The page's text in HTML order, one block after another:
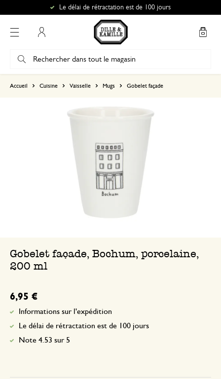
Le délai de rétractation est de 100 jours
Accueil Cuisine Vaisselle Mugs Gobelet façade
Gobelet façade, Bochum, porcelaine,
200 ml
6,95 €
Informations sur l'expédition
Le délai de rétractation est de 100 jours
Note 4.53 sur 5